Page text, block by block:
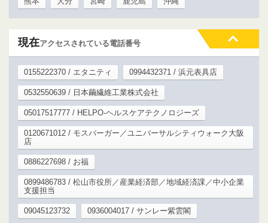
現在アクセスされている電話番号
0155222370 / エタニティ 0994432371 / 浜元表具店
0532550639 / 日本繭繊維工業株式会社
05017517777 / HELPO-ヘルスケアテクノロジーズ
0120671012 / モスバーガー／ユニバーサルシティウォーク大阪
店
0886227698 / お福
0899486783 / 松山市役所／産業経済部／地域経済課／中小企業
支援担当
09045123732 0936004017 / サンレー紫雲閣